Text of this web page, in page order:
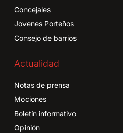
Concejales
Jovenes Porteños
Consejo de barrios
Actualidad
Notas de prensa
Mociones
Boletín informativo
Opinión